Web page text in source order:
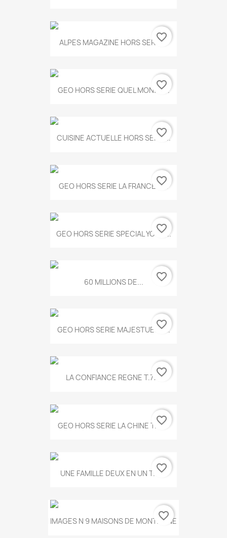
ALPES MAGAZINE HORS SERIE...
favorite_border
GEO HORS SERIE QUEL MONDE...
favorite_border
CUISINE ACTUELLE HORS SERIE...
favorite_border
GEO HORS SERIE LA FRANCE A...
favorite_border
GEO HORS SERIE SPECIAL YOGA...
favorite_border
60 MILLIONS DE... favorite_border
GEO HORS SERIE MAJESTUEUX...
favorite_border
LA CONFIANCE REGNE T.778favorite_border
GEO HORS SERIE LA CHINE T.497
favorite_border
UNE FAMILLE DEUX EN UN T.675
favorite_border
IMAGES N 9 MAISONS DE MONTAGNE
favorite_border